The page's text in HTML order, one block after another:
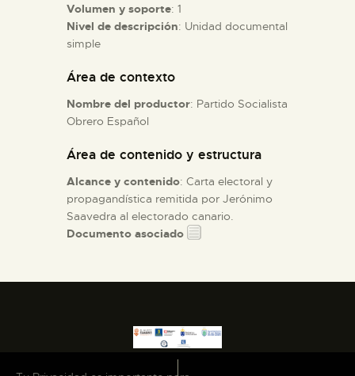
DIDÁCTICA
Volumen y soporte: 1
Nivel de descripción: Unidad documental
simple
Área de contexto
Nombre del productor: Partido Socialista
Obrero Español
Área de contenido y estructura
Alcance y contenido: Carta electoral y
propagandística remitida por Jerónimo
Saavedra al electorado canario.
Documento asociado